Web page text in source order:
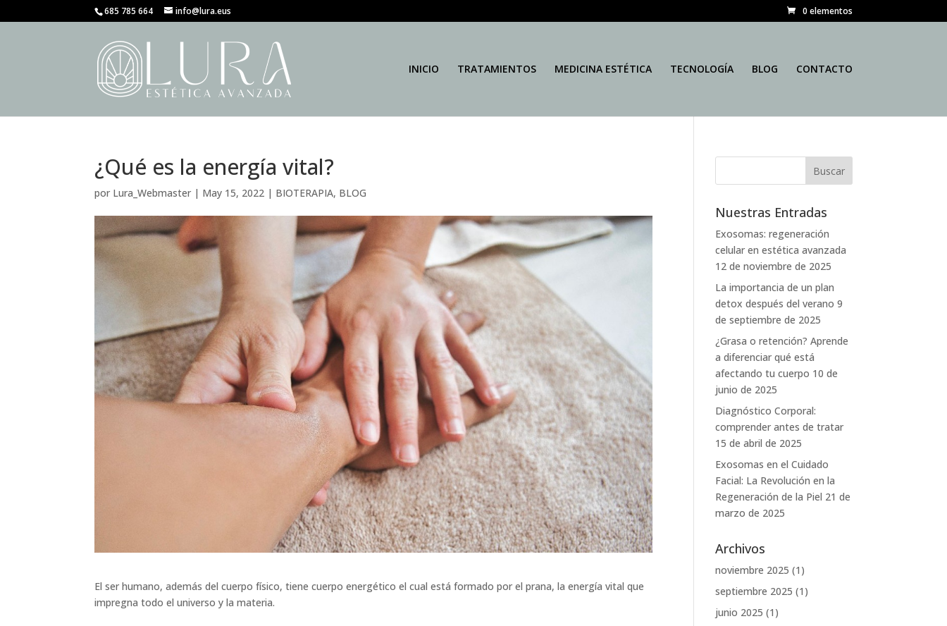
685 785 664 info@lura.eus 0 elementos
INICIO TRATAMIENTOS MEDICINA ESTÉTICA TECNOLOGÍA BLOG CONTACTO
¿Qué es la energía vital?
por Lura_Webmaster | May 15, 2022 | BIOTERAPIA, BLOG
El ser humano, además del cuerpo físico, tiene cuerpo energético el cual está formado por el prana, la energía vital que
impregna todo el universo y la materia.
Nuestras Entradas
Exosomas: regeneración
celular en estética avanzada
12 de noviembre de 2025
La importancia de un plan
detox después del verano 9
de septiembre de 2025
¿Grasa o retención? Aprende
a diferenciar qué está
afectando tu cuerpo 10 de
junio de 2025
Diagnóstico Corporal:
comprender antes de tratar
15 de abril de 2025
Exosomas en el Cuidado
Facial: La Revolución en la
Regeneración de la Piel 21 de
marzo de 2025
Archivos
noviembre 2025 (1)
septiembre 2025 (1)
junio 2025 (1)